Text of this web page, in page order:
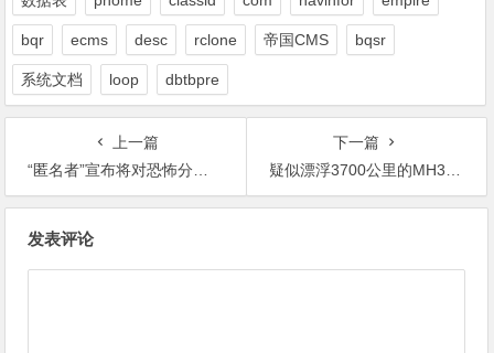
bqr ecms desc rclone 帝国CMS bqsr
系统文档 loop dbtbpre
上一篇
“匿名者”宣布将对恐怖分子的网站和社交媒体进行攻击
下一篇
疑似漂浮3700公里的MH370残骸 ，能帮助我们解开马
发表评论